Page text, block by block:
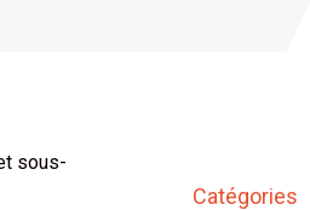
sous-
Catégories